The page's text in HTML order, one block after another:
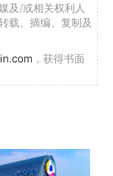
及/或相关权利人
载、摘编、复制及
，获得书面